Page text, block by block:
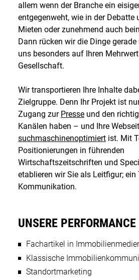
allem wenn der Branche ein
entgegenweht, wie in der Debatte
Mieten oder zunehmend auch
Dann rücken wir die Dinge
uns besonders auf Ihren
Gesellschaft.
Wir transportieren Ihre Inhalte
Zielgruppe. Denn Ihr Projekt ist
Zugang zur Presse und den
Kanälen haben – und Ihre
suchmaschinenoptimiert ist. Mit
Positionierungen in führenden
Wirtschaftszeitschriften und
etablieren wir Sie als Leitfigur; ein
Kommunikation.
UNSERE
Fachartikel in
Klassische
Standortmarketing